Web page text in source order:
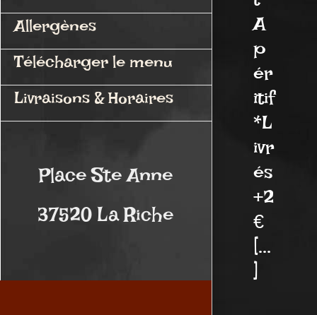
Allergènes
Télécharger le menu
Livraisons & Horaires
Place Ste Anne
37520 La Riche
A
p
ér
itif
*L
ivr
és
+2
€
[...
]